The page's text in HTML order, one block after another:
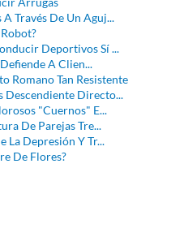
Través De Un Aguj...
Deportivos Sí ...
A Clien...
Romano Tan Resistente
Descendiente Directo...
"Cuernos" E...
De Parejas Tre...
La Depresión Y Tr...
De Flores?